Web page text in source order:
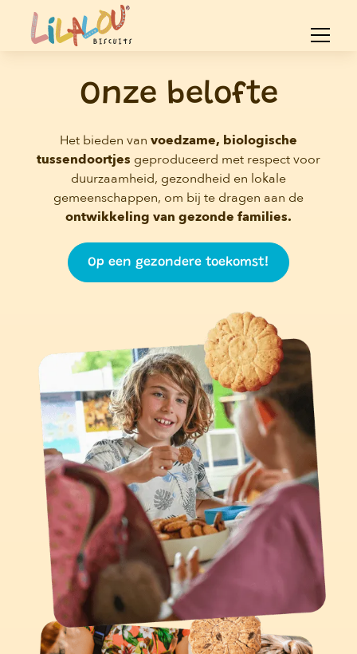
Onze belofte
Het bieden van voedzame, biologische
tussendoortjes geproduceerd met respect voor
duurzaamheid, gezondheid en lokale
gemeenschappen, om bij te dragen aan de
ontwikkeling van gezonde families.
Op een gezondere toekomst!